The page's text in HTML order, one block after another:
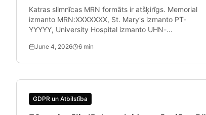
Katras slimnīcas MRN formāts ir atšķirīgs. Memorial
izmanto MRN:XXXXXXX, St. Mary's izmanto PT-
YYYYY, University Hospital izmanto UHN-
June 4, 2026 6 min
GDPR un Atbilstība